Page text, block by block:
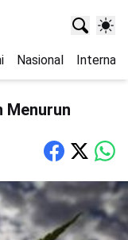
Nasional
Menurun